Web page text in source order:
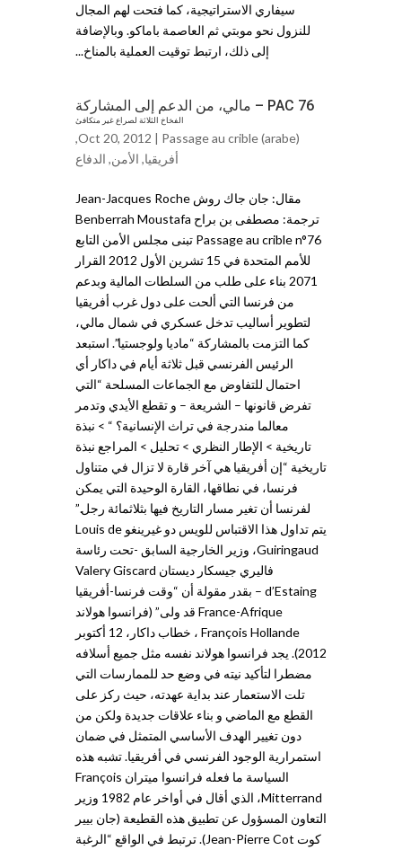
سيفاري الاستراتيجية، كما فتحت لهم المجال
للنزول نحو موبتي ثم العاصمة باماكو. وبالإضافة
إلى ذلك، ارتبط توقيت العملية بالمناخ...
PAC 76 – مالي، من الدعم إلى المشاركة
الفخاخ الثلاثة لصراع غير متكافئ
Oct 20, 2012 | Passage au crible (arabe)
,
أفريقيا, الأمن, الدفاع
مقال: جان جاك روش Jean-Jacques Roche
ترجمة: مصطفى بن براح Benberrah Moustafa
Passage au crible n°76 تبنى مجلس الأمن التابع
للأمم المتحدة في 15 تشرين الأول 2012 القرار
2071 بناء على طلب من السلطات المالية وبدعم
من فرنسا التي ألحت على دول غرب أفريقيا
لتطوير أساليب تدخل عسكري في شمال مالي،
كما التزمت بالمشاركة “ماديا ولوجستيا”. استبعد
الرئيس الفرنسي قبل ثلاثة أيام في داكار أي
احتمال للتفاوض مع الجماعات المسلحة “التي
تفرض قانونها – الشريعة – و تقطع الأيدي وتدمر
معالما مندرجة في تراث الإنسانية؟ “ > نبذة
تاريخية > الإطار النظري > تحليل > المراجع نبذة
تاريخية “إن أفريقيا هي آخر قارة لا تزال في متناول
فرنسا، في نطاقها، القارة الوحيدة التي يمكن
لفرنسا أن تغير مسار التاريخ فيها بثلاثمائة رجل.”
يتم تداول هذا الاقتباس للويس دو غيرينغو Louis de
Guiringaud، وزير الخارجية السابق -تحت رئاسة
فاليري جيسكار ديستان Valery Giscard
d’Estaing – بقدر مقولة أن “وقت فرنسا-أفريقيا
France-Afrique قد ولى” (فرانسوا هولاند
François Hollande ، خطاب داكار، 12 أكتوبر
2012). يجد فرانسوا هولاند نفسه مثل جميع أسلافه
مضطرا لتأكيد نيته في وضع حد للممارسات التي
تلت الاستعمار عند بداية عهدته، حيث ركز على
القطع مع الماضي و بناء علاقات جديدة ولكن من
دون تغيير الهدف الأساسي المتمثل في ضمان
استمرارية الوجود الفرنسي في أفريقيا. تشبه هذه
السياسة ما فعله فرانسوا ميتران François
Mitterrand، الذي أقال في أواخر عام 1982 وزير
التعاون المسؤول عن تطبيق هذه القطيعة (جان بيير
كوت Jean-Pierre Cot). ترتبط في الواقع “الرغبة